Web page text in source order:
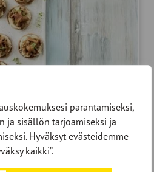
parantamiseksi,
ja sisällön tarjoamiseksi ja
Hyväksyt evästeidemme
kaikki”.
bruschetta